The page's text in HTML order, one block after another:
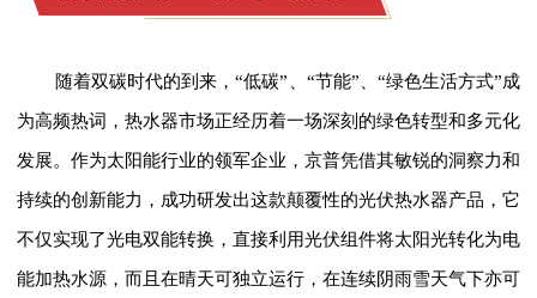
随着双碳时代的到来，“低碳”、“节能”、“绿色生活方式”成
为高频热词，热水器市场正经历着一场深刻的绿色转型和多元化
发展。作为太阳能行业的领军企业，京普凭借其敏锐的洞察力和
持续的创新能力，成功研发出这款颠覆性的光伏热水器产品，它
不仅实现了光电双能转换，直接利用光伏组件将太阳光转化为电
能加热水源，而且在晴天可独立运行，在连续阴雨雪天气下亦可